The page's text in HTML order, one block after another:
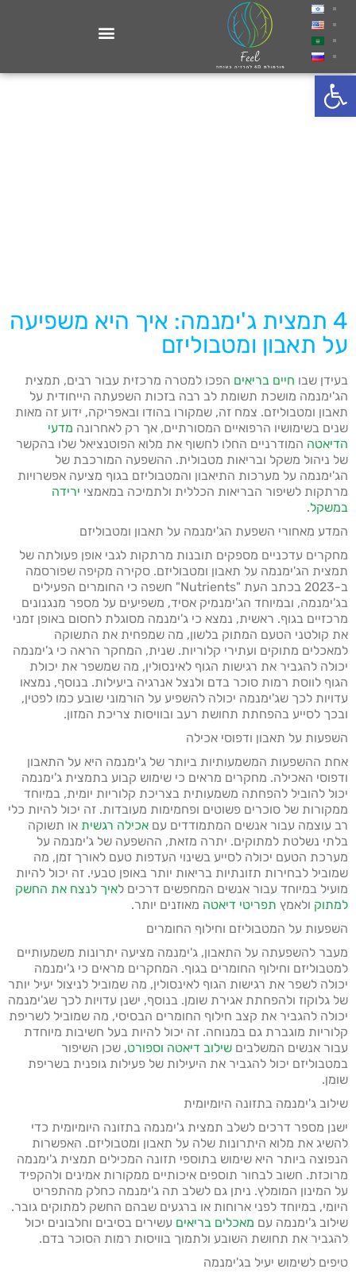
פתח סרגל נגישות
4 תמצית ג'ימנמה: איך היא משפיעה
על תאבון ומטבוליזם
בעידן שבו חיים בריאים הפכו למטרה מרכזית עבור רבים, תמצית
הג'ימנמה מושכת תשומת לב רבה בזכות השפעתה הייחודית על
תאבון ומטבוליזם. צמח זה, שמקורו בהודו ובאפריקה, ידוע זה מאות
שנים בשימושיו הרפואיים המסורתיים, אך רק לאחרונה מדעי
הדיאטה המודרניים החלו לחשוף את מלוא הפוטנציאל שלו בהקשר
של ניהול משקל ובריאות מטבולית. ההשפעה המורכבת של
הג'ימנמה על מערכות התיאבון והמטבוליזם בגוף מציעה אפשרויות
מרתקות לשיפור הבריאות הכללית ולתמיכה במאמצי ירידה
במשקל.
המדע מאחורי השפעת הג'ימנמה על תאבון ומטבוליזם
מחקרים עדכניים מספקים תובנות מרתקות לגבי אופן פעולתה של
תמצית הג'ימנמה על תאבון ומטבוליזם. סקירה מקיפה שפורסמה
ב-2023 בכתב העת "Nutrients" חשפה כי החומרים הפעילים
בג'ימנמה, ובמיוחד הג'ימנמיק אסיד, משפיעים על מספר מנגנונים
מרכזיים בגוף. ראשית, נמצא כי ג'ימנמה מסוגלת לחסום באופן זמני
את קולטני הטעם המתוק בלשון, מה שמפחית את התשוקה
למאכלים מתוקים ועתירי קלוריות. שנית, המחקר הראה כי ג'ימנמה
יכולה להגביר את רגישות הגוף לאינסולין, מה שמשפר את יכולת
הגוף לווסת רמות סוכר בדם ולנצל אנרגיה ביעילות. בנוסף, נמצאו
עדויות לכך שג'ימנמה יכולה להשפיע על הורמוני שובע כמו לפטין,
ובכך לסייע בהפחתת תחושת רעב ובוויסות צריכת המזון.
השפעות על תאבון ודפוסי אכילה
אחת ההשפעות המשמעותיות ביותר של ג'ימנמה היא על התאבון
ודפוסי האכילה. מחקרים מראים כי שימוש קבוע בתמצית ג'ימנמה
יכול להוביל להפחתה משמעותית בצריכת קלוריות יומית, במיוחד
ממקורות של סוכרים פשוטים ופחמימות מעובדות. זה יכול להיות כלי
רב עוצמה עבור אנשים המתמודדים עם אכילה רגשית או תשוקה
בלתי נשלטת למתוקים. יתרה מזאת, ההשפעה של ג'ימנמה על
מערכת הטעם יכולה לסייע בשינוי העדפות טעם לאורך זמן, מה
שמוביל לבחירות תזונתיות בריאות יותר באופן טבעי. זה יכול להיות
מועיל במיוחד עבור אנשים המחפשים דרכים לאיך לנצח את החשק
למתוק ולאמץ תפריטי דיאטה מאוזנים יותר.
השפעות על המטבוליזם וחילוף החומרים
מעבר להשפעתה על התאבון, ג'ימנמה מציעה יתרונות משמעותיים
למטבוליזם וחילוף החומרים בגוף. המחקרים מראים כי ג'ימנמה
יכולה לשפר את רגישות הגוף לאינסולין, מה שמוביל לניצול יעיל יותר
של גלוקוז ולהפחתת אגירת שומן. בנוסף, ישנן עדויות לכך שג'ימנמה
יכולה להגביר את קצב חילוף החומרים הבסיסי, מה שמוביל לשריפת
קלוריות מוגברת גם במנוחה. זה יכול להיות בעל חשיבות מיוחדת
עבור אנשים המשלבים שילוב דיאטה וספורט, שכן השיפור
במטבוליזם יכול להגביר את היעילות של פעילות גופנית בשריפת
שומן.
שילוב ג'ימנמה בתזונה היומיומית
ישנן מספר דרכים לשלב תמצית ג'ימנמה בתזונה היומיומית כדי
להשיג את מלוא היתרונות שלה על תאבון ומטבוליזם. האפשרות
הנפוצה ביותר היא שימוש בתוספי תזונה המכילים תמצית ג'ימנמה
מרוכזת. חשוב לבחור תוספים איכותיים ממקורות אמינים ולהקפיד
על המינון המומלץ. ניתן גם לשלב תה ג'ימנמה כחלק מהתפריט
היומי, במיוחד לפני ארוחות או ברגעים שבהם החשק למתוקים גובר.
שילוב ג'ימנמה עם מאכלים בריאים עשירים בסיבים וחלבונים יכול
להגביר את תחושת השובע ולתמוך בוויסות רמות הסוכר בדם.
טיפים לשימוש יעיל בג'ימנמה